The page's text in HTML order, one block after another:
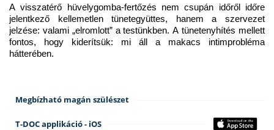
A visszatérő hüvelygomba-fertőzés nem csupán időről időre
jelentkező kellemetlen tünetegyüttes, hanem a szervezet
jelzése: valami „elromlott” a testünkben. A tünetenyhítés mellett
fontos, hogy kiderítsük: mi áll a makacs intimprobléma
hátterében.
Megbízható magán szülészet
T-DOC applikáció - iOS